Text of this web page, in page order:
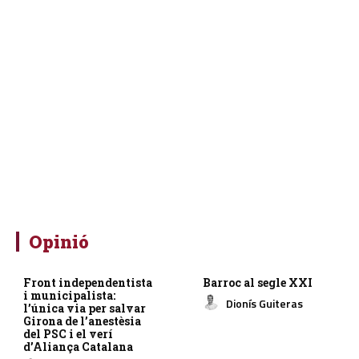
Opinió
Front independentista
i municipalista:
l’única via per salvar
Girona de l’anestèsia
del PSC i el verí
d’Aliança Catalana
Barroc al segle XXI
Dionís Guiteras